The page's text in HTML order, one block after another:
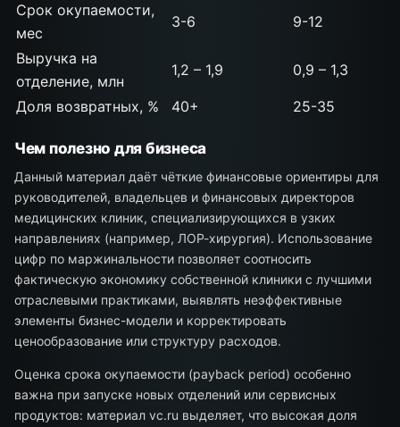
Срок окупаемости,
мес
3-6 9-12
Выручка на
отделение, млн
1,2 – 1,9 0,9 – 1,3
Доля возвратных, % 40+ 25-35
Чем полезно для бизнеса
Данный материал даёт чёткие финансовые ориентиры для
руководителей, владельцев и финансовых директоров
медицинских клиник, специализирующихся в узких
направлениях (например, ЛОР-хирургия). Использование
цифр по маржинальности позволяет соотносить
фактическую экономику собственной клиники с лучшими
отраслевыми практиками, выявлять неэффективные
элементы бизнес-модели и корректировать
ценообразование или структуру расходов.
Оценка срока окупаемости (payback period) особенно
важна при запуске новых отделений или сервисных
продуктов: материал vc.ru выделяет, что высокая доля